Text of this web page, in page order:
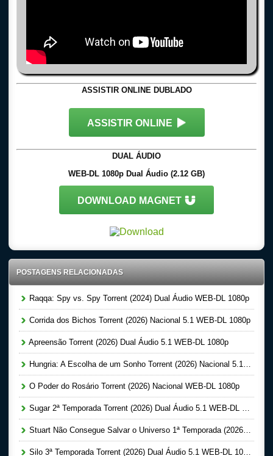
ASSISTIR ONLINE DUBLADO
ASSISTIR ONLINE
DUAL ÁUDIO
WEB-DL 1080p Dual Áudio (2.12 GB)
DOWNLOAD MAGNET
POSTAGENS RELACIONADAS
Raqqa: Spy vs. Spy Torrent (2024) Dual Áudio WEB-DL 1080p
Corrida dos Bichos Torrent (2026) Nacional 5.1 WEB-DL 1080p
Apreensão Torrent (2026) Dual Áudio 5.1 WEB-DL 1080p
Hungria: A Escolha de um Sonho Torrent (2026) Nacional 5.1 WEB-DL 1080p
O Poder do Rosário Torrent (2026) Nacional WEB-DL 1080p
Sugar 2ª Temporada Torrent (2026) Dual Áudio 5.1 WEB-DL 1080p
Stuart Não Consegue Salvar o Universo 1ª Temporada (2026) Dual Áudio 5.1 WEB-DL 1080p
Silo 3ª Temporada Torrent (2026) Dual Áudio 5.1 WEB-DL 1080p